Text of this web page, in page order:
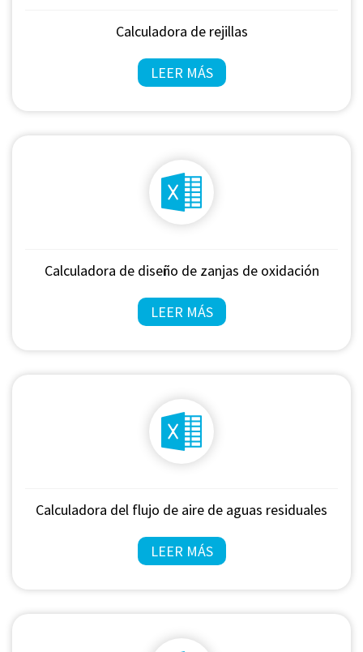
Calculadora de rejillas
LEER MÁS
Calculadora de diseño de zanjas de oxidación
LEER MÁS
Calculadora del flujo de aire de aguas residuales
LEER MÁS